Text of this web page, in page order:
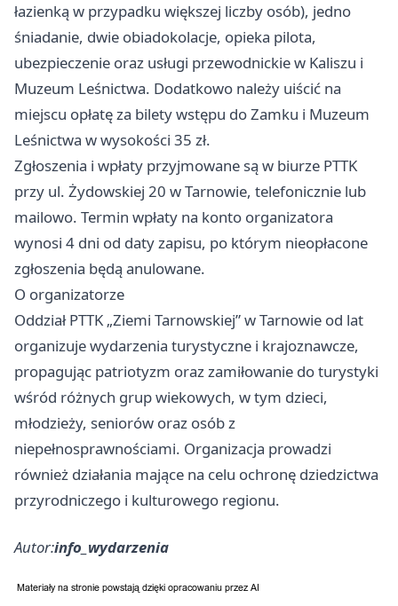
łazienką w przypadku większej liczby osób), jedno
śniadanie, dwie obiadokolacje, opieka pilota,
ubezpieczenie oraz usługi przewodnickie w Kaliszu i
Muzeum Leśnictwa. Dodatkowo należy uiścić na
miejscu opłatę za bilety wstępu do Zamku i Muzeum
Leśnictwa w wysokości 35 zł.
Zgłoszenia i wpłaty przyjmowane są w biurze PTTK
przy ul. Żydowskiej 20 w Tarnowie, telefonicznie lub
mailowo. Termin wpłaty na konto organizatora
wynosi 4 dni od daty zapisu, po którym nieopłacone
zgłoszenia będą anulowane.
O organizatorze
Oddział PTTK „Ziemi Tarnowskiej” w Tarnowie od lat
organizuje wydarzenia turystyczne i krajoznawcze,
propagując patriotyzm oraz zamiłowanie do turystyki
wśród różnych grup wiekowych, w tym dzieci,
młodzieży, seniorów oraz osób z
niepełnosprawnościami. Organizacja prowadzi
również działania mające na celu ochronę dziedzictwa
przyrodniczego i kulturowego regionu.
Autor:info_wydarzenia